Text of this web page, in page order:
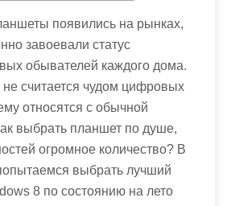
появились на рынках,
завоевали статус
обывателей каждого дома.
не считается чудом цифровых
относятся с обычной
выбрать планшет по душе,
огромное количество? В
выбрать лучший
8 по состоянию на лето